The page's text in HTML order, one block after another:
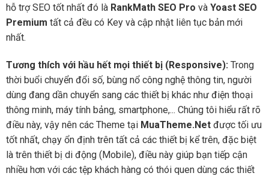
hỗ trợ SEO tốt nhất đó là RankMath SEO Pro và Yoast SEO
Premium tất cả đều có Key và cập nhật liên tục bản mới
nhất.
Tương thích với hầu hết mọi thiết bị (Responsive): Trong
thời buổi chuyển đổi số, bùng nổ công nghệ thông tin, người
dùng đang dần chuyển sang các thiết bị khác như điện thoại
thông minh, máy tính bảng, smartphone,... Chúng tôi hiểu rất rõ
điều này, vậy nên các Theme tại MuaTheme.Net được tối ưu
tốt nhất, chạy ổn định trên tất cả các thiết bị kể trên, đặc biệt
là trên thiết bị di động (Mobile), điều này giúp bạn tiếp cận
nhiều hơn với các tệp khách hàng có thói quen dùng các thiết